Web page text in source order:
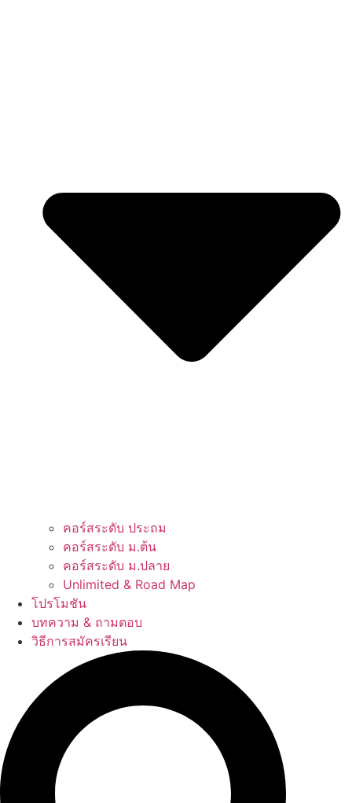
คอร์สระดับ ประถม
คอร์สระดับ ม.ต้น
คอร์สระดับ ม.ปลาย
Unlimited & Road Map
โปรโมชัน
บทความ & ถามตอบ
วิธีการสมัครเรียน